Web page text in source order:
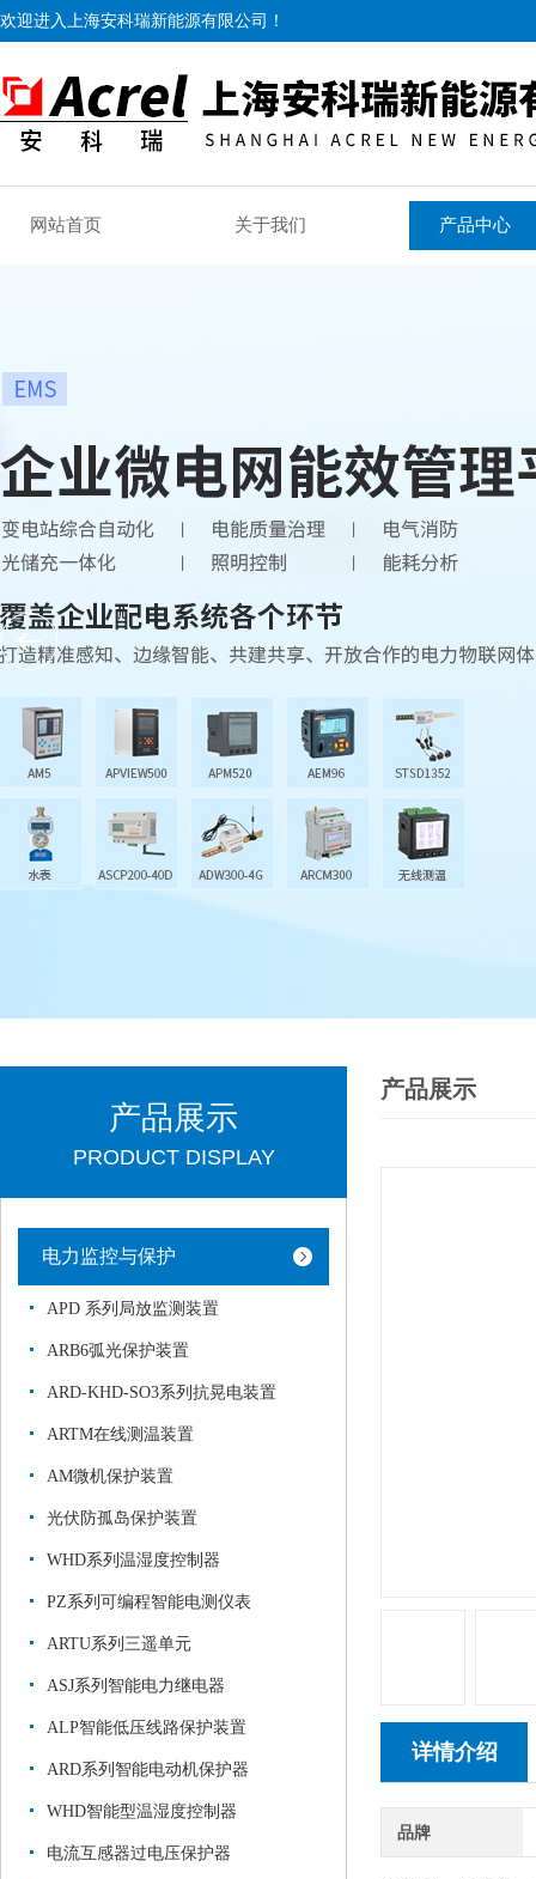
欢迎进入上海安科瑞新能源有限公司！
网站首页 关于我们 产品中心
产品展示
PRODUCT DISPLAY
电力监控与保护
APD 系列局放监测装置
ARB6弧光保护装置
ARD-KHD-SO3系列抗晃电装置
ARTM在线测温装置
AM微机保护装置
光伏防孤岛保护装置
WHD系列温湿度控制器
PZ系列可编程智能电测仪表
ARTU系列三遥单元
ASJ系列智能电力继电器
ALP智能低压线路保护装置
ARD系列智能电动机保护器
WHD智能型温湿度控制器
电流互感器过电压保护器
产品展示
详情介绍
品牌